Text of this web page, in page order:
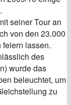
seiner Tour an
von den 23.000
feiern lassen.
des
wurde das
beleuchtet, um
zu